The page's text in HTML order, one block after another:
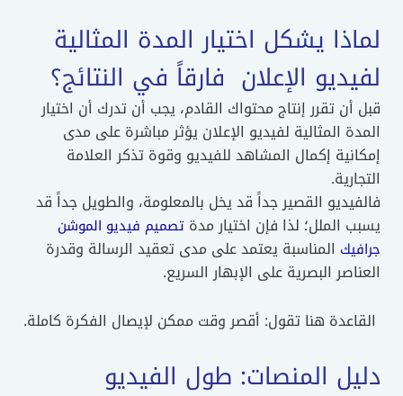
لماذا يشكل اختيار المدة المثالية
لفيديو الإعلان فارقاً في النتائج؟
قبل أن تقرر إنتاج محتواك القادم، يجب أن تدرك أن اختيار
المدة المثالية لفيديو الإعلان يؤثر مباشرة على مدى
إمكانية إكمال المشاهد للفيديو وقوة تذكر العلامة
التجارية.
فالفيديو القصير جداً قد يخل بالمعلومة، والطويل جداً قد
يسبب الملل؛ لذا فإن اختيار مدة تصميم فيديو الموشن
جرافيك المناسبة يعتمد على مدى تعقيد الرسالة وقدرة
العناصر البصرية على الإبهار السريع.
القاعدة هنا تقول: أقصر وقت ممكن لإيصال الفكرة كاملة.
دليل المنصات: طول الفيديو